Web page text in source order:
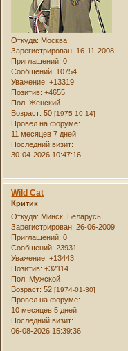
Откуда: Москва
Зарегистрирован: 16-11-2008
Приглашений: 0
Сообщений: 10754
Уважение: +13319
Позитив: +4655
Пол: Женский
Возраст: 50[1975-10-14]
Провел на форуме:
11 месяцев 7 дней
Последний визит:
30-04-2026 10:47:16
Wild Cat
Критик
Откуда: Минск, Беларусь
Зарегистрирован: 26-06-2009
Приглашений: 0
Сообщений: 23931
Уважение: +13443
Позитив: +32114
Пол: Мужской
Возраст: 52[1974-01-30]
Провел на форуме:
10 месяцев 5 дней
Последний визит:
06-08-2026 15:39:36